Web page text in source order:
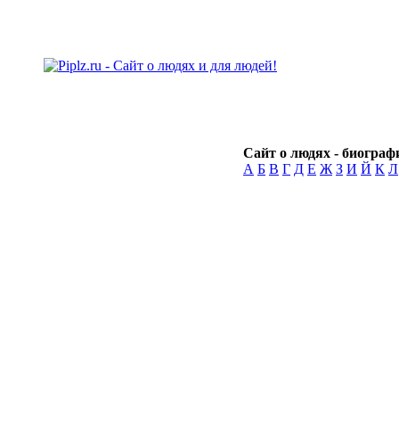
Сайт о людях -
А Б В Г Д Е Ж З И Й К Л